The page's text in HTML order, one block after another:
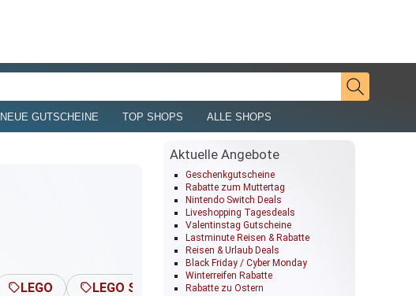
NEUE GUTSCHEINE TOP SHOPS ALLE SHOPS
LEGO LEGO Star Wars PLAYMOBIL
Aktuelle Angebote
Geschenkgutscheine
Rabatte zum Muttertag
Nintendo Switch Deals
Liveshopping Tagesdeals
Valentinstag Gutscheine
Lastminute Reisen & Rabatte
Reisen & Urlaub Deals
Black Friday / Cyber Monday
Winterreifen Rabatte
Rabatte zu Ostern